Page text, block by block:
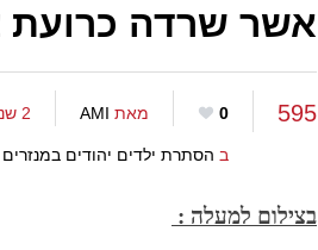
אשר שרדה כרועת
595
0 מאת AMI 2 שנים לפני
ב הסתרת ילדים יהודים במנזרים
בצילום למעלה :